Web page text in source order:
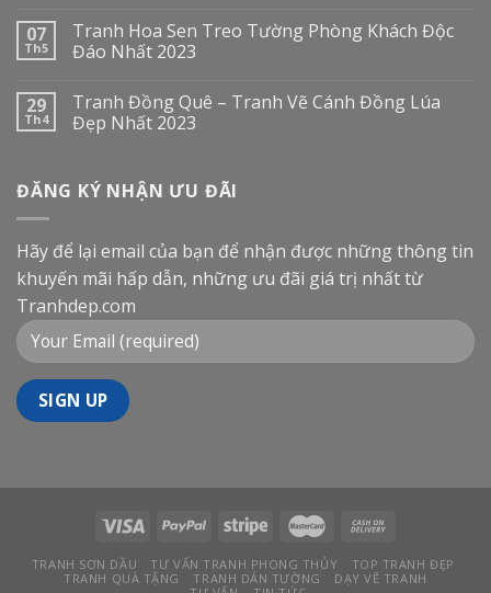
07
Th5
Tranh Hoa Sen Treo Tường Phòng Khách Độc
Đáo Nhất 2023
29
Th4
Tranh Đồng Quê – Tranh Vẽ Cánh Đồng Lúa
Đẹp Nhất 2023
ĐĂNG KÝ NHẬN ƯU ĐÃI
Hãy để lại email của bạn để nhận được những thông tin
khuyến mãi hấp dẫn, những ưu đãi giá trị nhất từ
Tranhdep.com
TRANH SƠN DẦU TƯ VẤN TRANH PHONG THỦY
TOP TRANH ĐẸP
TRANH QUÀ TẶNG
TRANH DÁN TƯỜNG
DẠY VẼ TRANH